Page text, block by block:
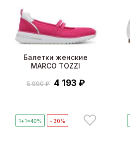
Балетки женские
MARCO TOZZI
5 990 ₽ 4 193 ₽
1+1=40% - 30%